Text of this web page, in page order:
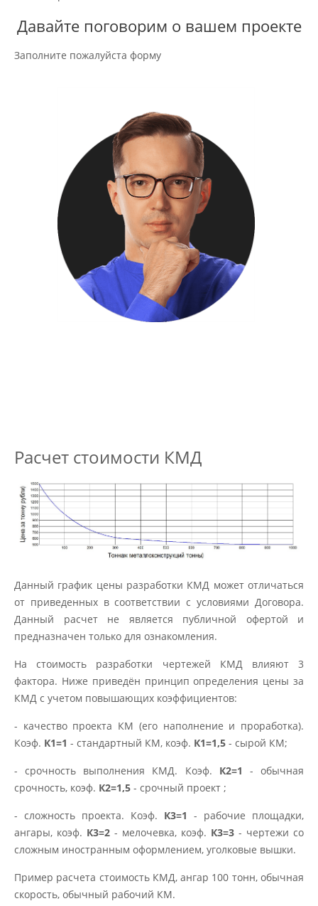
Давайте поговорим о вашем проекте
Заполните пожалуйста форму
Расчет стоимости КМД
Данный график цены разработки КМД может отличаться
от приведенных в соответствии с условиями Договора.
Данный расчет не является публичной офертой и
предназначен только для ознакомления.
На стоимость разработки чертежей КМД влияют 3
фактора. Ниже приведён принцип определения цены за
КМД с учетом повышающих коэффициентов:
- качество проекта КМ (его наполнение и проработка).
Коэф. К1=1 - стандартный КМ, коэф. К1=1,5 - сырой КМ;
- срочность выполнения КМД. Коэф. К2=1 - обычная
срочность, коэф. К2=1,5 - срочный проект ;
- сложность проекта. Коэф. К3=1 - рабочие площадки,
ангары, коэф. К3=2 - мелочевка, коэф. К3=3 - чертежи со
сложным иностранным оформлением, уголковые вышки.
Пример расчета стоимость КМД, ангар 100 тонн, обычная
скорость, обычный рабочий КМ.